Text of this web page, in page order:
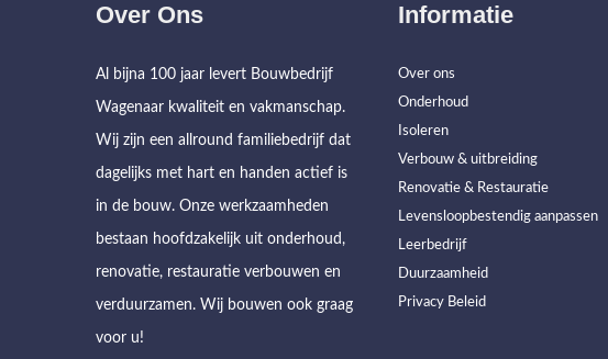
Over Ons
Al bijna 100 jaar levert Bouwbedrijf
Wagenaar kwaliteit en vakmanschap.
Wij zijn een allround familiebedrijf dat
dagelijks met hart en handen actief is
in de bouw. Onze werkzaamheden
bestaan hoofdzakelijk uit onderhoud,
renovatie, restauratie verbouwen en
verduurzamen. Wij bouwen ook graag
voor u!
Informatie
Over ons
Onderhoud
Isoleren
Verbouw & uitbreiding
Renovatie & Restauratie
Levensloopbestendig aanpassen
Leerbedrijf
Duurzaamheid
Privacy Beleid